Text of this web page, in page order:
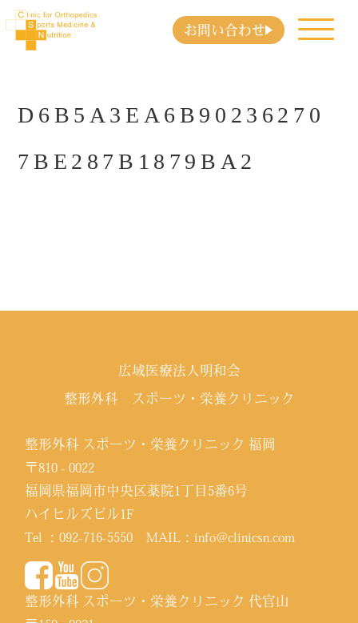
お問い合わせ
D6B5A3EA6B90236270
7BE287B1879BA2
広域医療法人明和会
整形外科 スポーツ・栄養クリニック
整形外科 スポーツ・栄養クリニック 福岡
〒810 - 0022
福岡県福岡市中央区薬院1丁目5番6号
ハイヒルズビル1F
Tel ：092-716-5550 MAIL：info@clinicsn.com
整形外科 スポーツ・栄養クリニック 代官山